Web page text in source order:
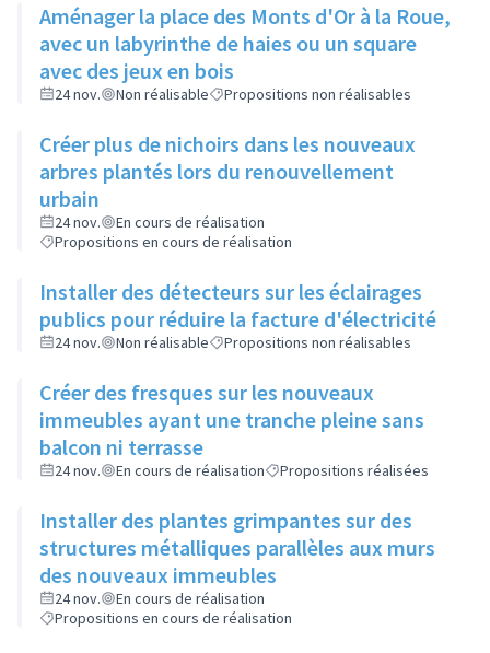
Aménager la place des Monts d'Or à la Roue,
avec un labyrinthe de haies ou un square
avec des jeux en bois
24 nov. Non réalisable Propositions non réalisables
Créer plus de nichoirs dans les nouveaux
arbres plantés lors du renouvellement
urbain
24 nov.
En cours de réalisation
Propositions en cours de réalisation
Installer des détecteurs sur les éclairages
publics pour réduire la facture d'électricité
24 nov. Non réalisable Propositions non réalisables
Créer des fresques sur les nouveaux
immeubles ayant une tranche pleine sans
balcon ni terrasse
24 nov. En cours de réalisation Propositions réalisées
Installer des plantes grimpantes sur des
structures métalliques parallèles aux murs
des nouveaux immeubles
24 nov.
En cours de réalisation
Propositions en cours de réalisation